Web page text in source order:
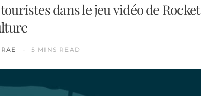
dans le jeu vidéo de Rocket
5 MINS READ